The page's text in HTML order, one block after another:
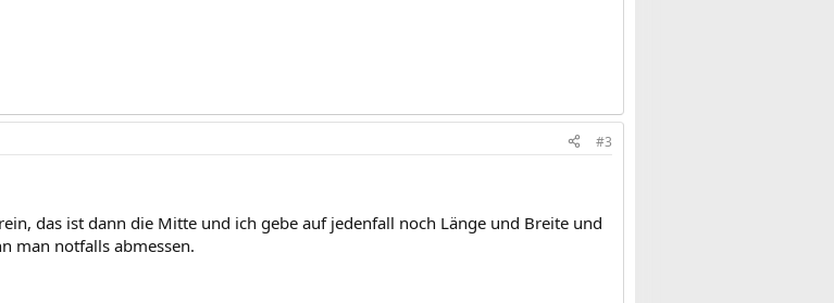
#3
das ist dann die Mitte und ich gebe auf jedenfall noch Länge und Breite und
man notfalls abmessen.